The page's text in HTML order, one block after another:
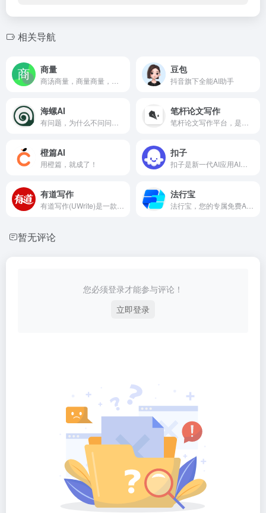
相关导航
商量 豆包
抖音旗下全能AI助手
海螺AI 笔杆论文写作
橙篇AI
用橙篇，就成了！
扣子
有道写作 法行宝
暂无评论
您必须登录才能参与评论！
立即登录